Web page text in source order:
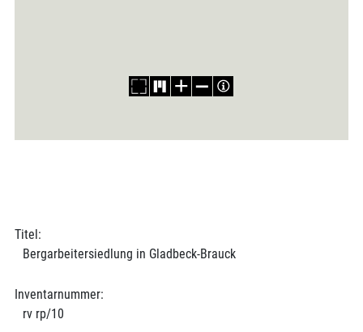
Titel:
Bergarbeitersiedlung in Gladbeck-Brauck
Inventarnummer:
rv rp/10